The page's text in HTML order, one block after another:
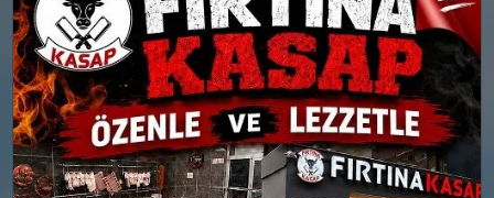
Nem: %76
Rüzgar: 9 km/h
Yağış Olasılığı: %87
Nem: %68
Rüzgar: 9 km/h
Yağış Olasılığı: %85
26 MART
PERŞEMBE
27 MART
CUMA